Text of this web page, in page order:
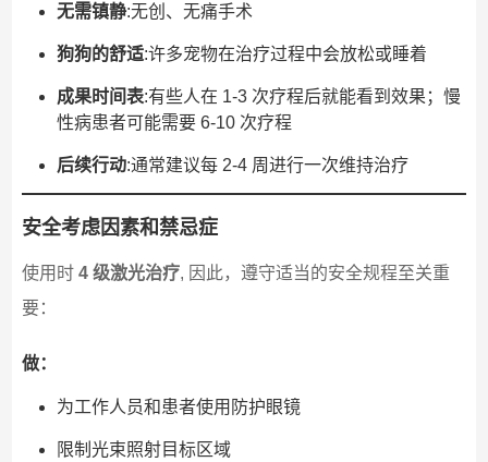
无需镇静:无创、无痛手术
狗狗的舒适:许多宠物在治疗过程中会放松或睡着
成果时间表:有些人在 1-3 次疗程后就能看到效果；慢
性病患者可能需要 6-10 次疗程
后续行动:通常建议每 2-4 周进行一次维持治疗
安全考虑因素和禁忌症
使用时 4 级激光治疗, 因此，遵守适当的安全规程至关重
要：
做：
为工作人员和患者使用防护眼镜
限制光束照射目标区域